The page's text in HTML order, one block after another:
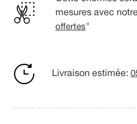
mesures avec
offertes"
Livraison estimée: